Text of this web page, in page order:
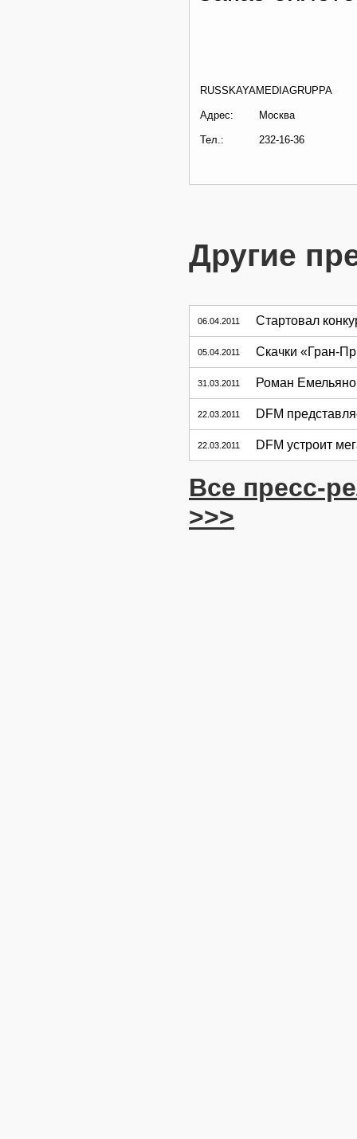
RUSSKAYAMEDIAGRUPPA
Адрес: Москва
Тел.: 232-16-36
Другие
06.04.2011 Стартовал
05.04.2011 Скачки «Гран-
31.03.2011 Роман
22.03.2011 DFM
22.03.2011 DFM устроит
Все пресс-
>>>